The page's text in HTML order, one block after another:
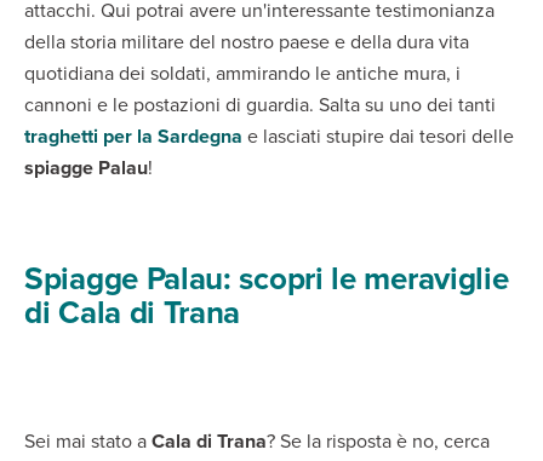
attacchi. Qui potrai avere un'interessante testimonianza
della storia militare del nostro paese e della dura vita
quotidiana dei soldati, ammirando le antiche mura, i
cannoni e le postazioni di guardia. Salta su uno dei tanti
traghetti per la Sardegna e lasciati stupire dai tesori delle
spiagge Palau!
Spiagge Palau: scopri le meraviglie
di Cala di Trana
Sei mai stato aCala di Trana? Se la risposta è no, cerca